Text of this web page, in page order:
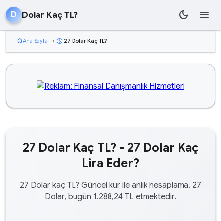
D Dolar Kaç TL? dark_mode menu
homeAna Sayfa / currency_exchange 27 Dolar Kaç TL?
27 Dolar Kaç TL? - 27 Dolar Kaç
Lira Eder?
27 Dolar kaç TL? Güncel kur ile anlık hesaplama. 27
Dolar, bugün 1.288,24 TL etmektedir.